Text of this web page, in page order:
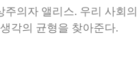
주의자 앨리스. 우리 사회